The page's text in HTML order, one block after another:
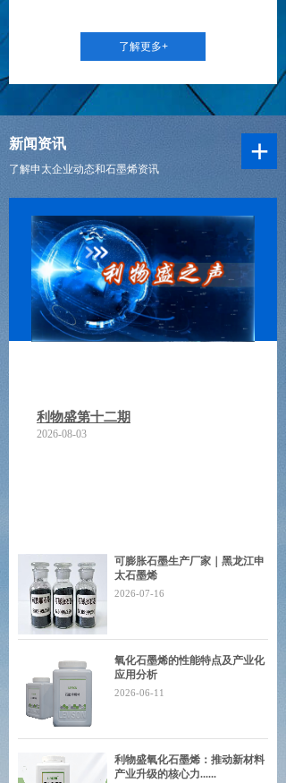
了解更多+
可膨胀石墨生产厂家｜黑龙江申
太石墨烯
2026-07-16
氧化石墨烯的性能特点及产业化
应用分析
2026-06-11
利物盛氧化石墨烯：推动新材料
产业升级的核心力......
了解申太企业动态和石墨烯资讯
利物盛第十二期
2026-08-03
+
新闻资讯